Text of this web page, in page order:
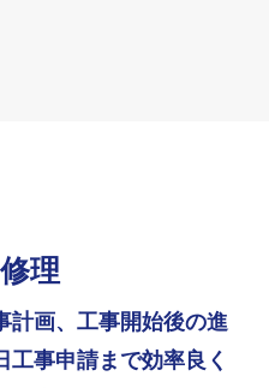
理
計画、工事開始後の進
事申請まで効率良く